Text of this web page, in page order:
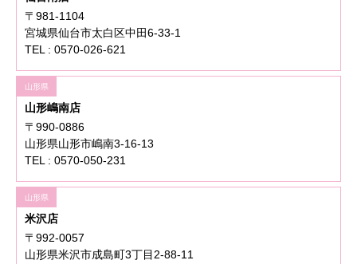
〒981-1104
宮城県仙台市太白区中田6-33-1
TEL : 0570-026-621
山形県
山形嶋南店
〒990-0886
山形県山形市嶋南3-16-13
TEL : 0570-050-231
山形県
米沢店
〒992-0057
山形県米沢市成島町3丁目2-88-11